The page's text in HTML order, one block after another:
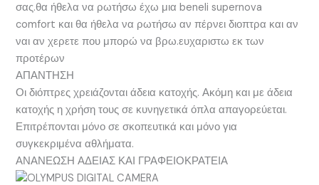
σας.θα ήθελα να ρωτήσω έχω μια beneli supernova
comfort και θα ήθελα να ρωτήσω αν πέρνει διοπτρα και αν
ναι αν χερετε που μπορώ να βρω.ευχαριστω εκ των
προτέρων
ΑΠΑΝΤΗΣΗ
Οι διόπτρες χρειάζονται άδεια κατοχής. Ακόμη και με άδεια
κατοχής η χρήση τους σε κυνηγετικά όπλα απαγορεύεται.
Επιτρέπονται μόνο σε σκοπευτικά και μόνο για
συγκεκριμένα αθλήματα.
ΑΝΑΝΕΩΣΗ ΑΔΕΙΑΣ ΚΑΙ ΓΡΑΦΕΙΟΚΡΑΤΕΙΑ